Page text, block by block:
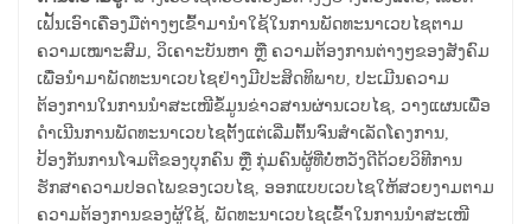
ເຟັ້ນເອົາເຄື່ອງມືຕ່າງໆເຂົ້າມານໍາໃຊ້ໃນການພັດທະນາເວບໄຊຕາມ
ຄວາມເໝາະສົມ, ວິເຄາະບັນຫາ ຫຼື ຄວາມຕ້ອງການຕ່າງໆຂອງສັງຄົມ
ເພື່ອນໍາມາພັດທະນາເວບໄຊຢ່າງມີປະສິດທິພາບ, ປະເມີນຄວາມ
ຕ້ອງການໃນການນໍາສະເໜີຂໍ້ມູນຂ່າວສານຜ່ານເວບໄຊ, ວາງແຜນເພື່ອ
ດໍາເນີນການພັດທະນາເວບໄຊຕັ້ງແຕ່ເລີ່ມຕົ້ນຈົນສໍາເລັດໂຄງການ,
ປ້ອງກັນການໂຈມຕີຂອງບຸກຄົນ ຫຼື ກຸ່ມຄົນຜູ້ທີ່ບໍ່ຫວັງດີດ້ວຍວິທີການ
ຮັກສາຄວາມປອດໄພຂອງເວບໄຊ, ອອກແບບເວບໄຊໃຫ້ສວຍງາມຕາມ
ຄວາມຕ້ອງການຂອງຜູ້ໃຊ້, ພັດທະນາເວບໄຊເຂົ້າໃນການນໍາສະເໜີ